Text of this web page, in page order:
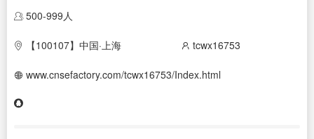
500-999人
【100107】中国·上海 tcwx16753
www.cnsefactory.com/tcwx16753/Index.html